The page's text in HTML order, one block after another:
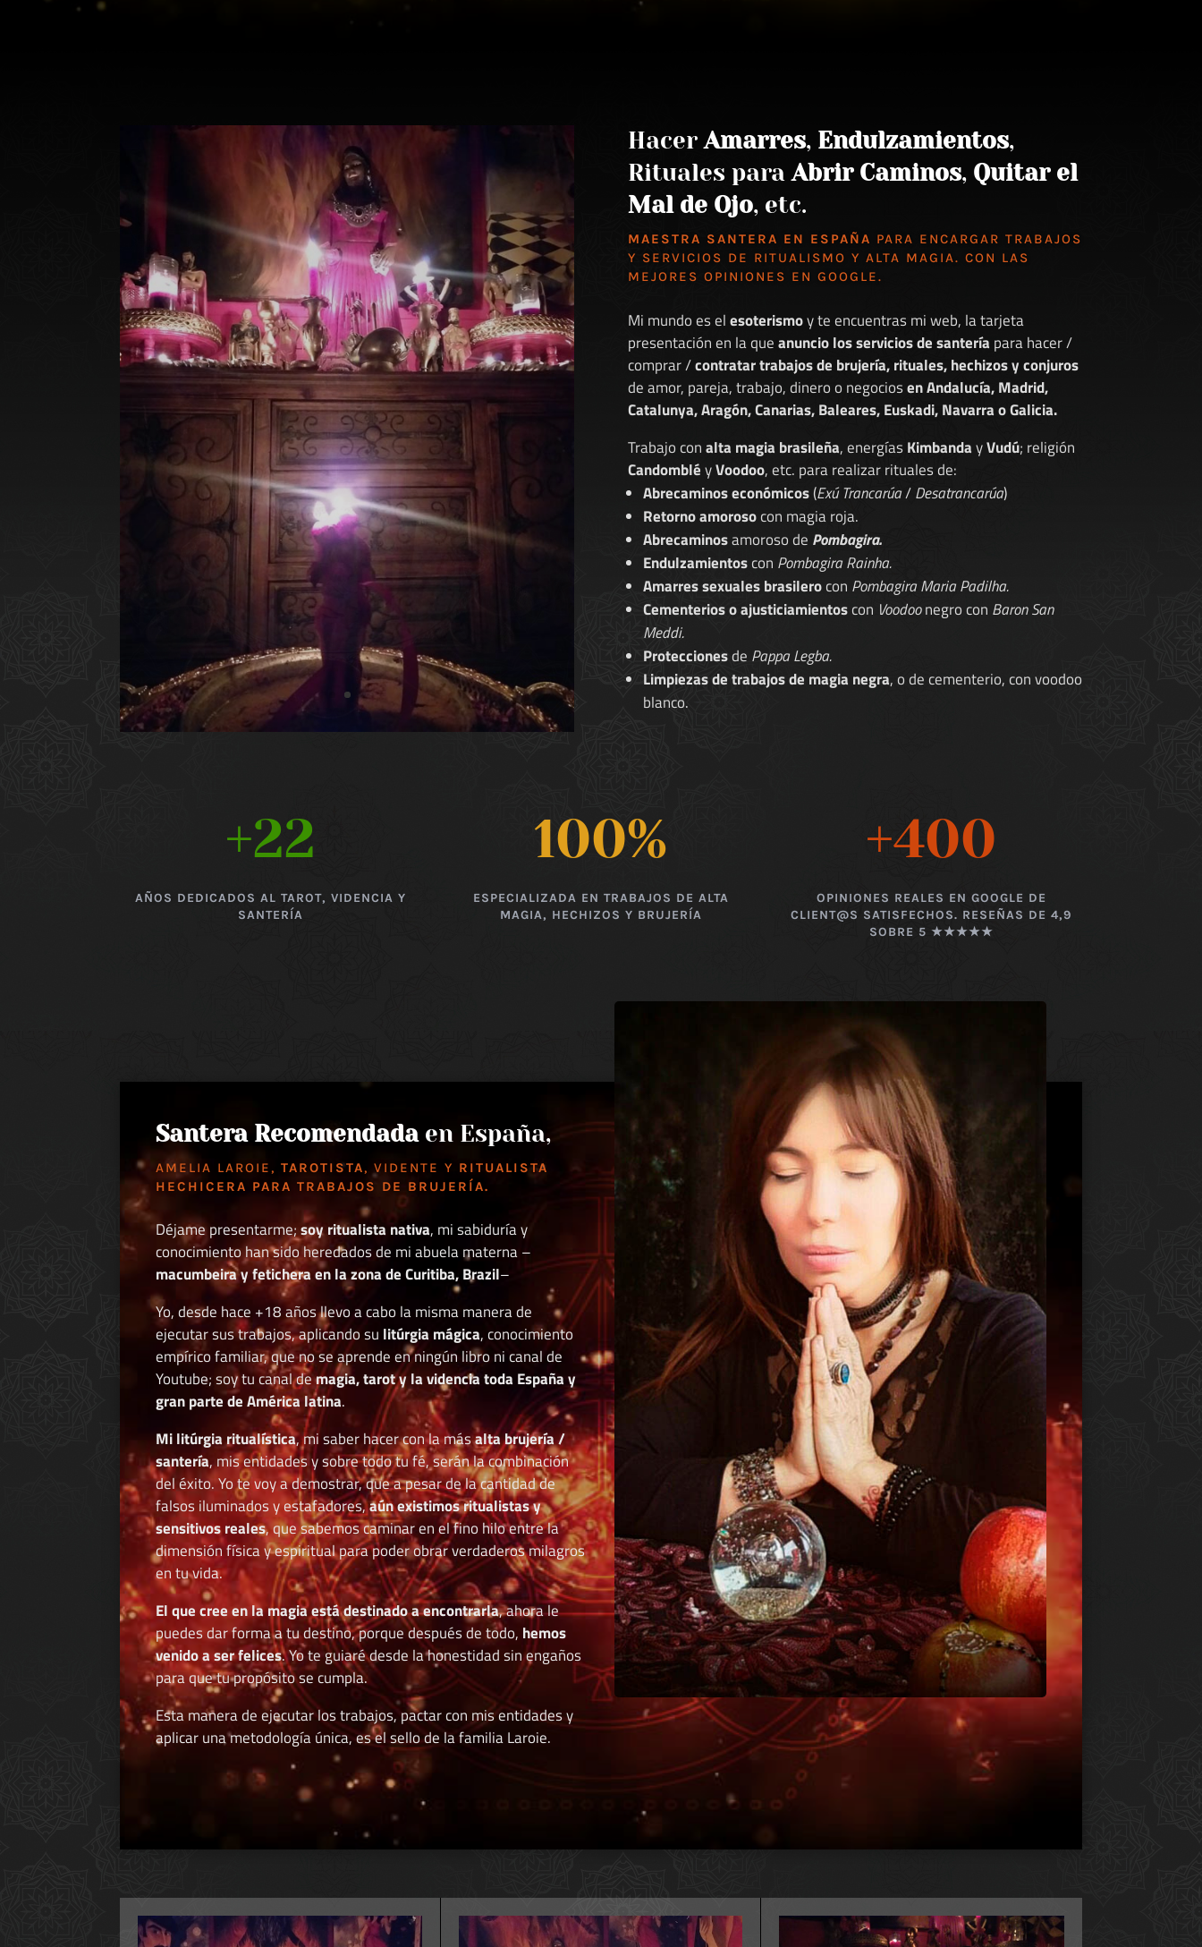
HacerAmarres, Endulzamientos,
Rituales paraAbrir Caminos, Quitar el
Mal de Ojo, etc.
MAESTRA SANTERA EN ESPAÑA PARA ENCARGAR TRABAJOS
Y SERVICIOS DE RITUALISMO Y ALTA MAGIA. CON LAS
MEJORES OPINIONES EN GOOGLE.
Mi mundo es elesoterismoy te encuentras mi web, la tarjeta
presentación en la queanuncio los servicios de santería para hacer /
comprar /contratar trabajos de brujería, rituales, hechizos y conjuros
de amor, pareja, trabajo, dinero o negociosen Andalucía, Madrid,
Catalunya, Aragón, Canarias, Baleares, Euskadi, Navarra o Galicia.
Trabajo conalta magia brasileña, energíasKimbandayVudú; religión
CandombléyVoodoo, etc. para realizar rituales de:
Abrecaminos económicos(Exú Trancarúa/Desatrancarúa)
Retorno amorosocon magia roja.
Abrecaminosamoroso de Pombagira.
Endulzamientoscon Pombagira Rainha.
Amarres sexuales brasilerocon Pombagira Maria Padilha.
Cementerios o ajusticiamientoscon Voodoonegro con Baron San
Meddi.
Proteccionesde Pappa Legba.
Limpiezas de trabajos de magia negra, o de cementerio, con voodoo
blanco.
+22
AÑOS DEDICADOS AL TAROT, VIDENCIA Y
SANTERÍA
100%
ESPECIALIZADA EN TRABAJOS DE ALTA
MAGIA, HECHIZOS Y BRUJERÍA
+400
OPINIONES REALES EN GOOGLE DE
CLIENT@S SATISFECHOS. RESEÑAS DE 4,9
SOBRE 5 ★★★★★
Santera Recomendadaen España,
AMELIA LAROIE,TAROTISTA, VIDENTE Y RITUALISTA
HECHICERA PARA TRABAJOS DE BRUJERÍA.
Déjame presentarme;soy ritualista nativa, mi sabiduría y
conocimiento han sido heredados de mi abuela materna –
macumbeira y fetichera en la zona de Curitiba, Brazil–
Yo, desde hace +18 años llevo a cabo la misma manera de
ejecutar sus trabajos, aplicando su litúrgia mágica, conocimiento
empírico familiar, que no se aprende en ningún libro ni canal de
Youtube; soy tu canal demagia, tarot y la videncia toda España y
gran parte de América latina.
Mi litúrgia ritualística, mi saber hacer con la másalta brujería /
santería, mis entidades y sobre todo tu fé, serán la combinación
del éxito. Yo te voy a demostrar, que a pesar de la cantidad de
falsos iluminados y estafadores,aún existimos ritualistas y
sensitivos reales, que sabemos caminar en el fino hilo entre la
dimensión física y espiritual para poder obrar verdaderos milagros
en tu vida.
El que cree en la magia está destinado a encontrarla, ahora le
puedes dar forma a tu destino, porque después de todo, hemos
venido a ser felices. Yo te guiaré desde la honestidad sin engaños
para que tu propósito se cumpla.
Esta manera de ejecutar los trabajos, pactar con mis entidades y
aplicar una metodología única, es el sello de la familia Laroie.